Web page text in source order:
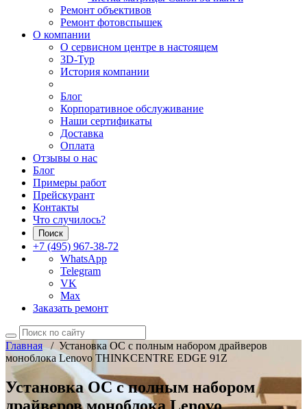
Ремонт объективов
Ремонт фотовспышек
О компании
О сервисном центре в настоящем
3D-Тур
История компании
Блог
Корпоративное обслуживание
Наши сертификаты
Доставка
Оплата
Отзывы о нас
Блог
Примеры работ
Прейскурант
Контакты
Что случилось?
Поиск
+7 (495) 967-38-72
WhatsApp
Telegram
VK
Max
Заказать ремонт
Главная/ Установка ОС с полным набором драйверов
моноблока Lenovo THINKCENTRE EDGE 91Z
Установка ОС с полным набором